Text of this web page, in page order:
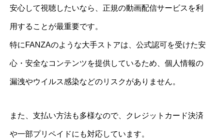
安心して視聴したいなら、正規の動画配信サービスを利
用することが最重要です。
特にFANZAのような大手ストアは、公式認可を受けた安
心・安全なコンテンツを提供しているため、個人情報の
漏洩やウイルス感染などのリスクがありません。
また、支払い方法も多様なので、クレジットカード決済
や一部プリペイドにも対応しています。